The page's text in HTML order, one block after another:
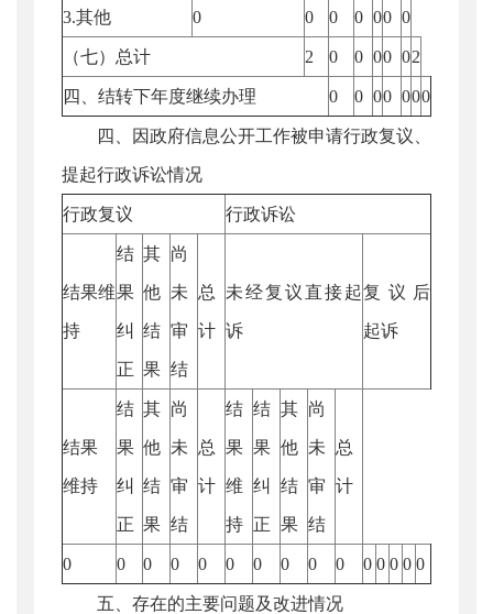
3.其他 0 0 0 0 00 0
（七）总计 2 0 0 00 02
四、结转下年度继续办理 0 0 00 000
四、因政府信息公开工作被申请行政复议、
提起行政诉讼情况
行政复议 行政诉讼
结果维
持
结
果
纠
正
其
他
结
果
尚
未
审
结
总
计
未经复议直接起
诉
复议后
起诉
结果
维持
结
果
纠
正
其
他
结
果
尚
未
审
结
总
计
结
果
维
持
结
果
纠
正
其
他
结
果
尚
未
审
结
总
计
0 0 0 0 0 0 0 0 0 0 0 0 0 0 0
五、存在的主要问题及改进情况